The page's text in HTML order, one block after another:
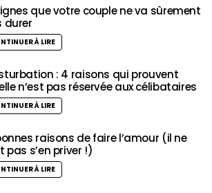
que votre couple ne va sûrement
durer
À LIRE
: 4 raisons qui prouvent
n’est pas réservée aux célibataires
À LIRE
raisons de faire l’amour (il ne
pas s’en priver !)
À LIRE